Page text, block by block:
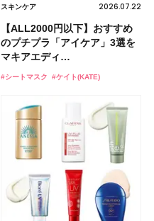
スキンケア 2026.07.22
【ALL2000円以下】おすすめ
のプチプラ「アイケア」3選を
マキアエディ…
#シートマスク #ケイト(KATE)